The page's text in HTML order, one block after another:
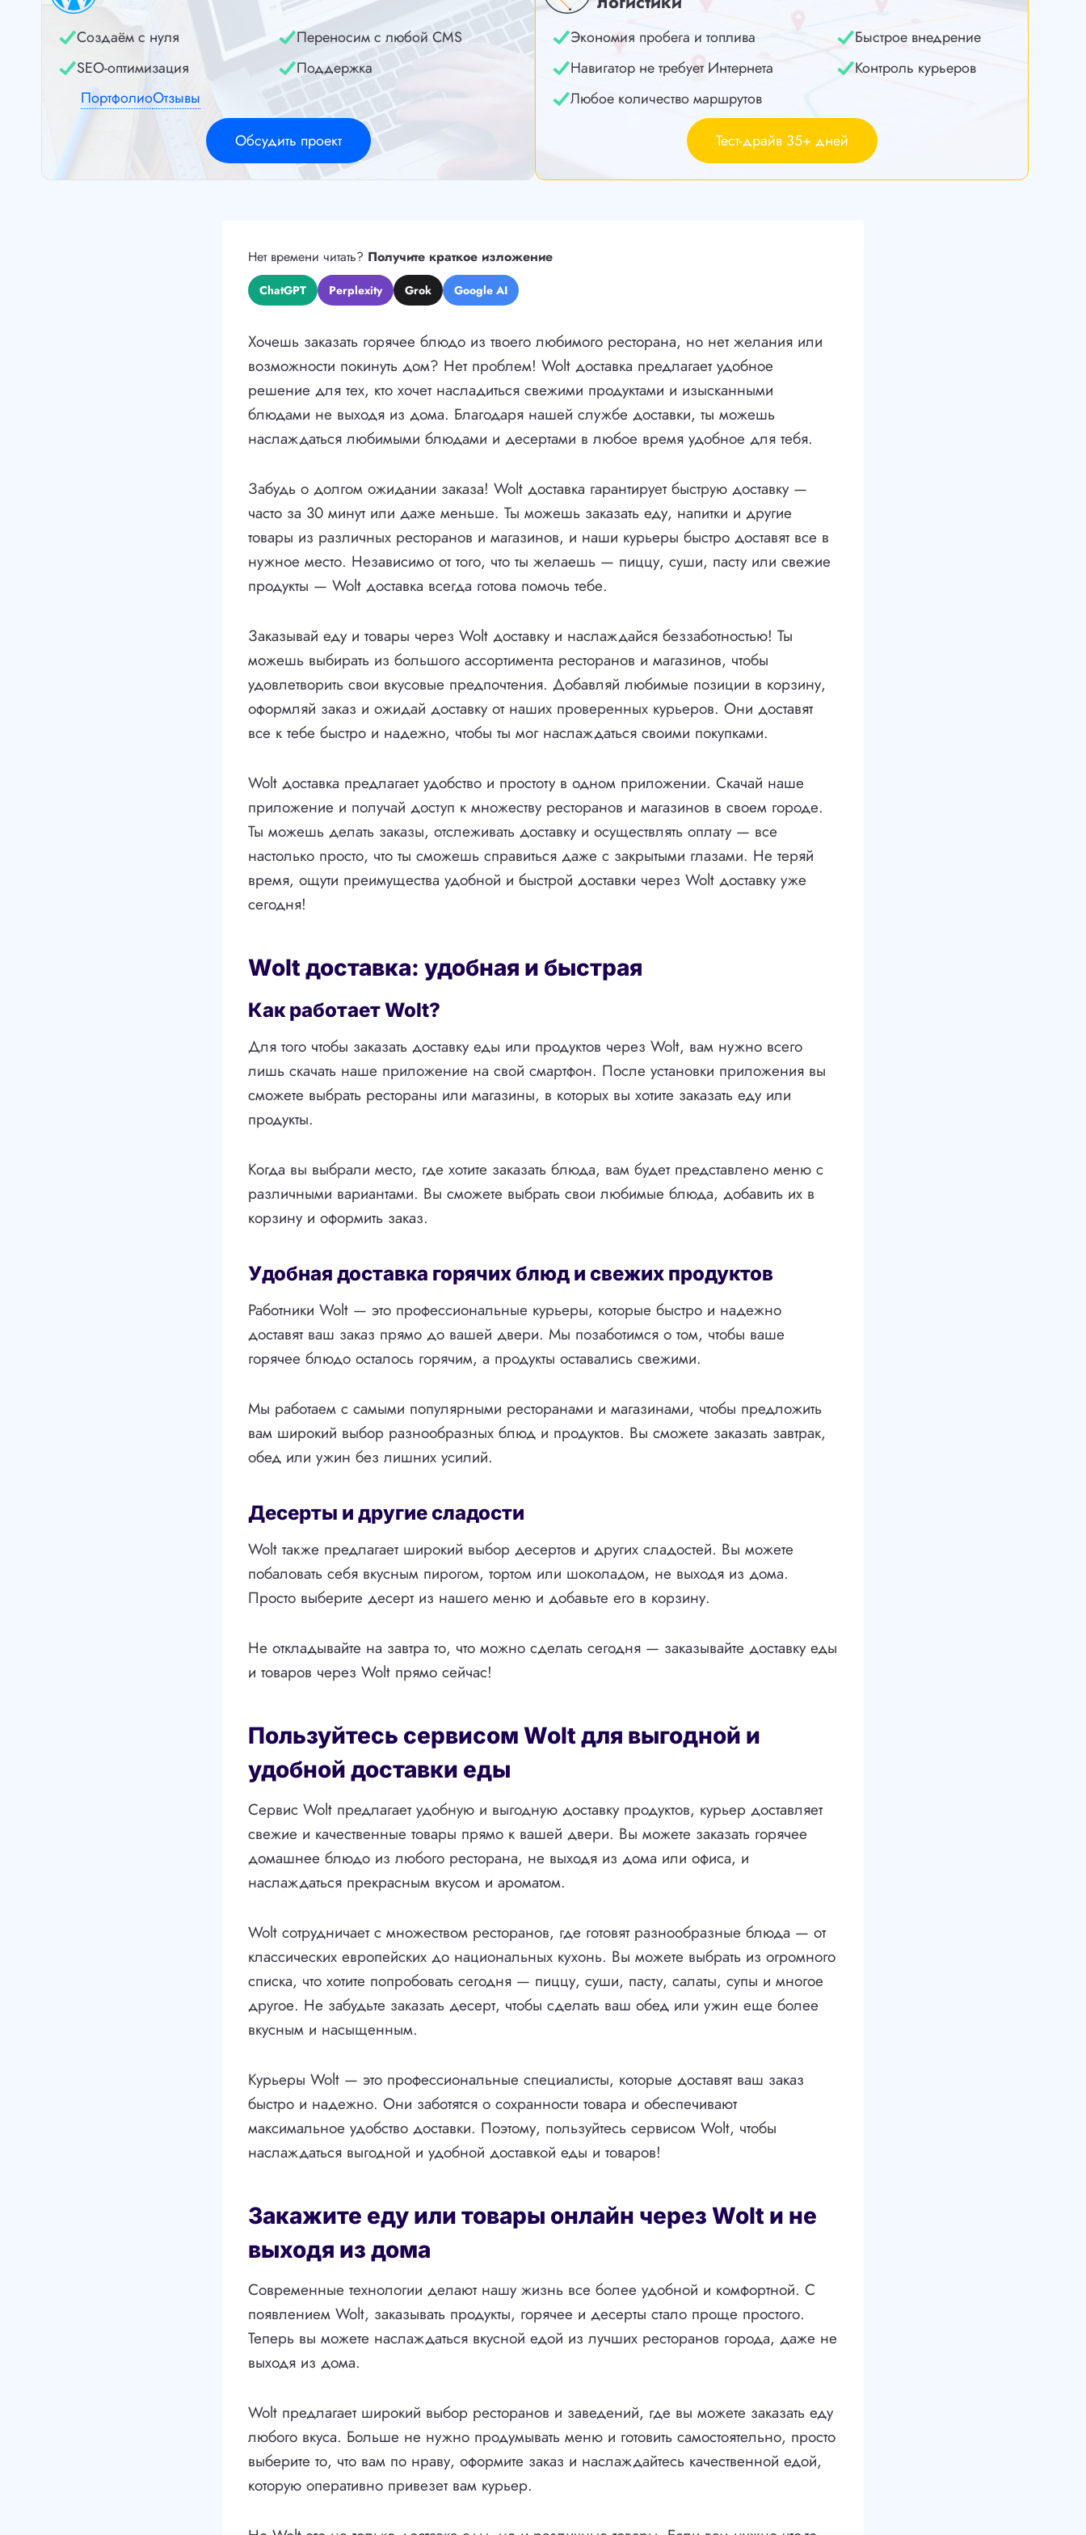
Создаём с нуля
Переносим с любой CMS
SEO-оптимизация
Поддержка
ПортфолиоОтзывы
Обсудить проект
Экономия пробега и топлива
Быстрое внедрение
Навигатор не требует Интернета
Контроль курьеров
Любое количество маршрутов
Тест-драйв 35+ дней
Нет времени читать? Получите краткое изложение
ChatGPT Perplexity Grok Google AI
Хочешь заказать горячее блюдо из твоего любимого ресторана, но нет желания или
возможности покинуть дом? Нет проблем! Wolt доставка предлагает удобное
решение для тех, кто хочет насладиться свежими продуктами и изысканными
блюдами не выходя из дома. Благодаря нашей службе доставки, ты можешь
наслаждаться любимыми блюдами и десертами в любое время удобное для тебя.
Забудь о долгом ожидании заказа! Wolt доставка гарантирует быструю доставку —
часто за 30 минут или даже меньше. Ты можешь заказать еду, напитки и другие
товары из различных ресторанов и магазинов, и наши курьеры быстро доставят все в
нужное место. Независимо от того, что ты желаешь — пиццу, суши, пасту или свежие
продукты — Wolt доставка всегда готова помочь тебе.
Заказывай еду и товары через Wolt доставку и наслаждайся беззаботностью! Ты
можешь выбирать из большого ассортимента ресторанов и магазинов, чтобы
удовлетворить свои вкусовые предпочтения. Добавляй любимые позиции в корзину,
оформляй заказ и ожидай доставку от наших проверенных курьеров. Они доставят
все к тебе быстро и надежно, чтобы ты мог наслаждаться своими покупками.
Wolt доставка предлагает удобство и простоту в одном приложении. Скачай наше
приложение и получай доступ к множеству ресторанов и магазинов в своем городе.
Ты можешь делать заказы, отслеживать доставку и осуществлять оплату — все
настолько просто, что ты сможешь справиться даже с закрытыми глазами. Не теряй
время, ощути преимущества удобной и быстрой доставки через Wolt доставку уже
сегодня!
Wolt доставка: удобная и быстрая
Как работает Wolt?
Для того чтобы заказать доставку еды или продуктов через Wolt, вам нужно всего
лишь скачать наше приложение на свой смартфон. После установки приложения вы
сможете выбрать рестораны или магазины, в которых вы хотите заказать еду или
продукты.
Когда вы выбрали место, где хотите заказать блюда, вам будет представлено меню с
различными вариантами. Вы сможете выбрать свои любимые блюда, добавить их в
корзину и оформить заказ.
Удобная доставка горячих блюд и свежих продуктов
Работники Wolt — это профессиональные курьеры, которые быстро и надежно
доставят ваш заказ прямо до вашей двери. Мы позаботимся о том, чтобы ваше
горячее блюдо осталось горячим, а продукты оставались свежими.
Мы работаем с самыми популярными ресторанами и магазинами, чтобы предложить
вам широкий выбор разнообразных блюд и продуктов. Вы сможете заказать завтрак,
обед или ужин без лишних усилий.
Десерты и другие сладости
Wolt также предлагает широкий выбор десертов и других сладостей. Вы можете
побаловать себя вкусным пирогом, тортом или шоколадом, не выходя из дома.
Просто выберите десерт из нашего меню и добавьте его в корзину.
Не откладывайте на завтра то, что можно сделать сегодня — заказывайте доставку еды
и товаров через Wolt прямо сейчас!
Пользуйтесь сервисом Wolt для выгодной и
удобной доставки еды
Сервис Wolt предлагает удобную и выгодную доставку продуктов, курьер доставляет
свежие и качественные товары прямо к вашей двери. Вы можете заказать горячее
домашнее блюдо из любого ресторана, не выходя из дома или офиса, и
наслаждаться прекрасным вкусом и ароматом.
Wolt сотрудничает с множеством ресторанов, где готовят разнообразные блюда — от
классических европейских до национальных кухонь. Вы можете выбрать из огромного
списка, что хотите попробовать сегодня — пиццу, суши, пасту, салаты, супы и многое
другое. Не забудьте заказать десерт, чтобы сделать ваш обед или ужин еще более
вкусным и насыщенным.
Курьеры Wolt — это профессиональные специалисты, которые доставят ваш заказ
быстро и надежно. Они заботятся о сохранности товара и обеспечивают
максимальное удобство доставки. Поэтому, пользуйтесь сервисом Wolt, чтобы
наслаждаться выгодной и удобной доставкой еды и товаров!
Закажите еду или товары онлайн через Wolt и не
выходя из дома
Современные технологии делают нашу жизнь все более удобной и комфортной. С
появлением Wolt, заказывать продукты, горячее и десерты стало проще простого.
Теперь вы можете наслаждаться вкусной едой из лучших ресторанов города, даже не
выходя из дома.
Wolt предлагает широкий выбор ресторанов и заведений, где вы можете заказать еду
любого вкуса. Больше не нужно продумывать меню и готовить самостоятельно, просто
выберите то, что вам по нраву, оформите заказ и наслаждайтесь качественной едой,
которую оперативно привезет вам курьер.